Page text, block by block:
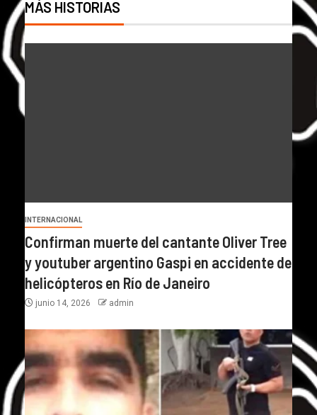
MÁS HISTORIAS
INTERNACIONAL
Confirman muerte del cantante Oliver Tree
y youtuber argentino Gaspi en accidente de
helicópteros en Río de Janeiro
junio 14, 2026 admin